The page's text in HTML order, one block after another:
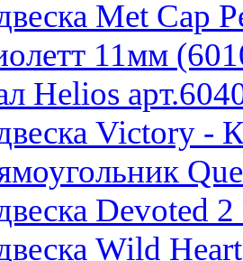
Met Cap
11мм
Helios
Victory -
Devoted
Wild